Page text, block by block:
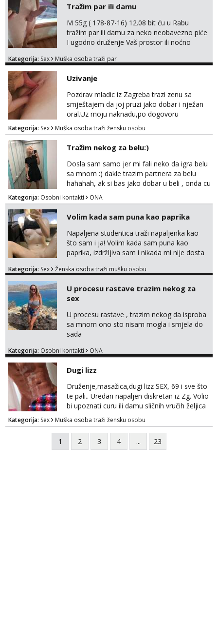
Tražim par ili damu
M 55g ( 178-87-16) 12.08 bit ću u Rabu
tražim par ili damu za neko neobavezno piće
I ugodno druženje Vaš prostor ili noćno
trata.vrh@gmail.com
Kategorija: Sex Muška osoba traži par
Uzivanje
Pozdrav mladic iz Zagreba trazi zenu sa
smještajem da joj pruzi jako dobar i nježan
oral.Uz moju naknadu,po dogovoru
.Diskrecija osigurana.
Kategorija: Sex Muška osoba traži žensku osobu
Tražim nekog za belu:)
Dosla sam samo jer mi fali neko da igra belu
sa mnom :) dakle trazim partnera za belu
hahahah, ak si bas jako dobar u beli , onda cu
razmislit za dalje Klikni na link ispod i nadji me
tamo, cekam te!
Kategorija: Osobni kontakti ONA
Volim kada sam puna kao paprika
Napaljena studentica traži napaljenka kao
što sam i ja! Volim kada sam puna kao
paprika, izdržljiva sam i nikada mi nije dosta
bilo kad i bilo gdje zato se javi što prije da
tamo, cekam te!
Kategorija: Sex Ženska osoba traži mušku osobu
U procesu rastave trazim nekog za
sex
U procesu rastave , trazim nekog da isproba
sa mnom ono sto nisam mogla i smjela do
sada
Kategorija: Osobni kontakti ONA
Dugi lizz
Druženje,masažica,dugi lizz SEX, 69 i sve što
te pali.. Uredan napaljen diskretan iz Zg. Volio
bi upoznati curu ili damu sličnih vručih željica
za zajedničko ugodno i strastveno druženje.
Prostor imam, diskr max. A i mobilan 🚗 sam.
Kategorija: Sex Muška osoba traži žensku osobu
1 2 3 4 ... 23